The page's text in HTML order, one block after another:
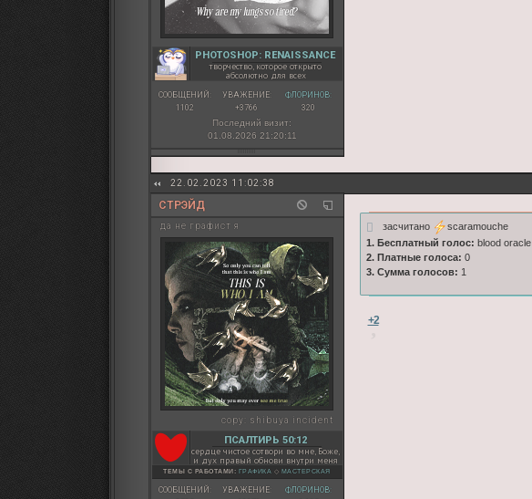
PHOTOSHOP: RENAISSANCE
творчество, которое открыто
абсолютно для всех
СООБЩЕНИЙ:
1102
УВАЖЕНИЕ:
+3766
ФЛОРИНОВ:
320
Последний визит:
01.08.2026 21:20:11
22.02.2023 11:02:38
СТРЭЙД
да не графист я
copy: shibuya incident
ПСАЛТИРЬ 50:12
сердце чистое сотвори во мне, Боже,
и дух правый обнови внутри меня
ТЕМЫ С РАБОТАМИ: ГРАФИКА ◇ МАСТЕРСКАЯ
СООБЩЕНИЙ:
УВАЖЕНИЕ:
ФЛОРИНОВ:
засчитано
scaramouche
1. Бесплатный голос: blood oracle
2. Платные голоса: 0
3. Сумма голосов: 1
+2